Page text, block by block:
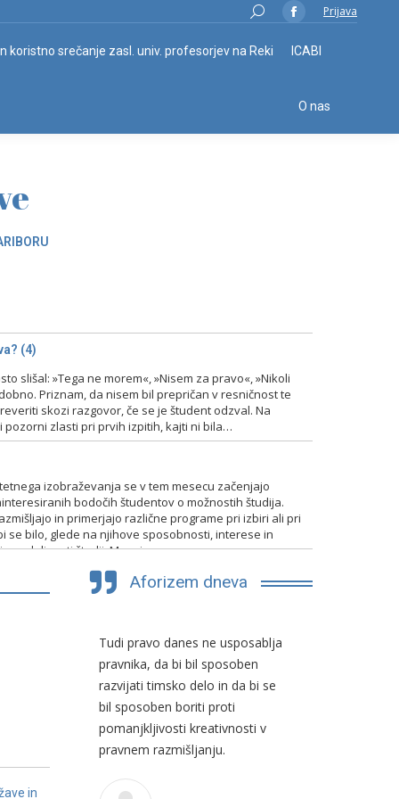
Search:
Facebook
page
new
window
Prijava
koristno srečanje zasl. univ. profesorjev na Reki ICABI
O nas
(4)
slišal: »Tega ne morem«, »Nisem za pravo«, »Nikoli
Priznam, da nisem bil prepričan v resničnost te
skozi razgovor, če se je študent odzval. Na
zlasti pri prvih izpitih, kajti ni bila…
izobraževanja se v tem mesecu začenjajo
bodočih študentov o možnostih študija.
in primerjajo različne programe pri izbiri ali pri
se bilo, glede na njihove sposobnosti, interese in
nadaljevati študij. Mnogim…
in
Aforizem dneva
sam,
Tudi pravo danes ne usposablja
pravnika, da bi bil sposoben
razvijati timsko delo in da bi se
bil sposoben boriti proti
pomanjkljivosti kreativnosti v
pravnem razmišljanju.